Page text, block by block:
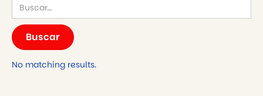
No matching results.